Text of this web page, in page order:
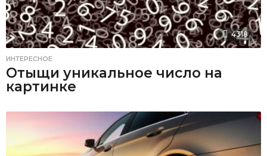
4318
ИНТЕРЕСНОЕ
Отыщи уникальное число на
картинке